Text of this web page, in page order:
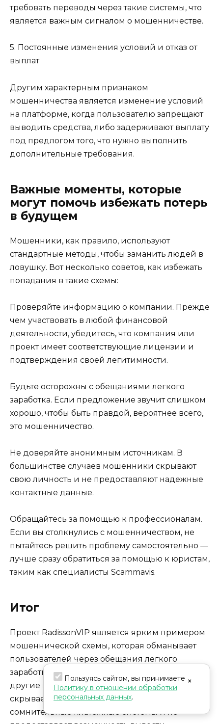
требовать переводы через такие системы, что
является важным сигналом о мошенничестве.
5. Постоянные изменения условий и отказ от
выплат
Другим характерным признаком
мошенничества является изменение условий
на платформе, когда пользователю запрещают
выводить средства, либо задерживают выплату
под предлогом того, что нужно выполнить
дополнительные требования.
Важные моменты, которые
могут помочь избежать потерь
в будущем
Мошенники, как правило, используют
стандартные методы, чтобы заманить людей в
ловушку. Вот несколько советов, как избежать
попадания в такие схемы:
Проверяйте информацию о компании. Прежде
чем участвовать в любой финансовой
деятельности, убедитесь, что компания или
проект имеет соответствующие лицензии и
подтверждения своей легитимности.
Будьте осторожны с обещаниями легкого
заработка. Если предложение звучит слишком
хорошо, чтобы быть правдой, вероятнее всего,
это мошенничество.
Не доверяйте анонимным источникам. В
большинстве случаев мошенники скрывают
свою личность и не предоставляют надежные
контактные данные.
Обращайтесь за помощью к профессионалам.
Если вы столкнулись с мошенничеством, не
пытайтесь решить проблему самостоятельно —
лучше сразу обратиться за помощью к юристам,
таким как специалисты Scammavis.
Итог
Проект RadissonVIP является ярким примером
мошеннической схемы, которая обманывает
пользователей через обещания легкого
заработка и подставные задания. Как и многие
другие мошеннические проекты, RadissonVIP
скрывает информацию о себе, использует
сомнительные платежные системы и не
×
Пользуясь сайтом, вы принимаете
Политику в отношении обработки
персональных данных.